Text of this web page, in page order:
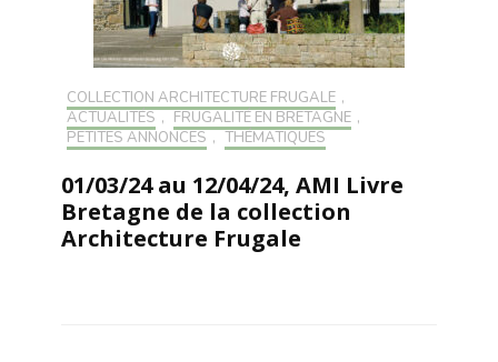
COLLECTION ARCHITECTURE FRUGALE ,
ACTUALITÉS , FRUGALITÉ EN BRETAGNE ,
PETITES ANNONCES , THÉMATIQUES
01/03/24 au 12/04/24, AMI Livre
Bretagne de la collection
Architecture Frugale